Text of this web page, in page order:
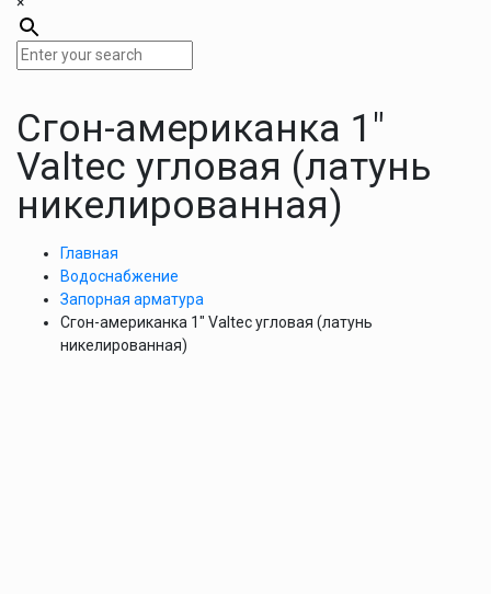
Сгон-американка 1″
Valtec угловая (латунь
никелированная)
Главная
Водоснабжение
Запорная арматура
Сгон-американка 1″ Valtec угловая (латунь
никелированная)